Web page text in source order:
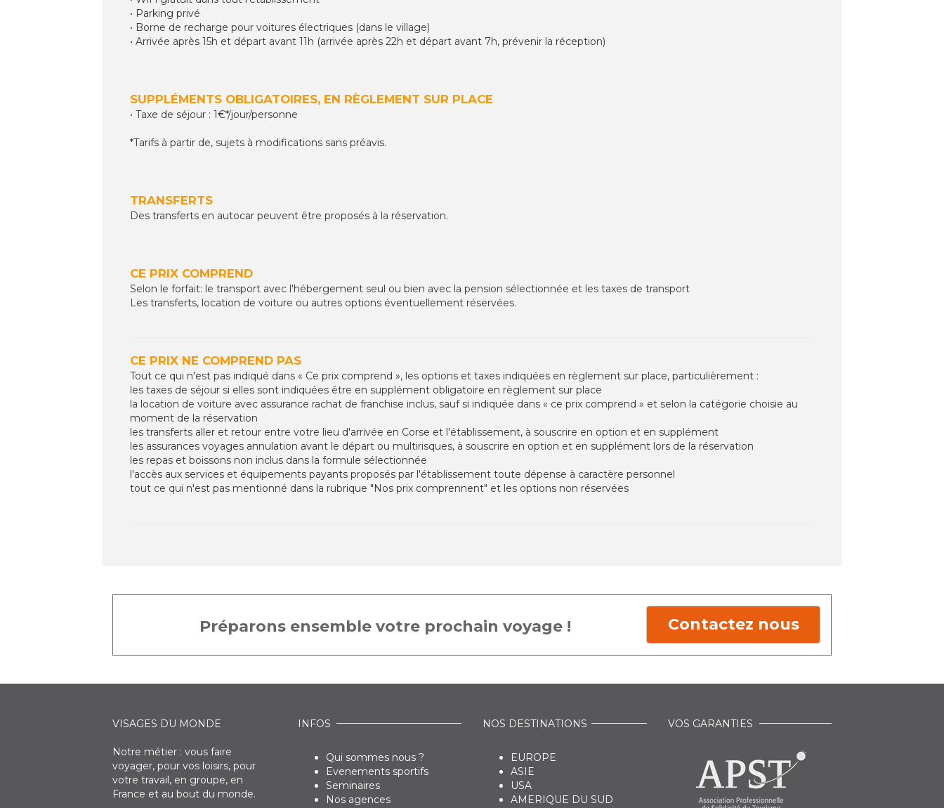
• Parking privé
• Borne de recharge pour voitures électriques (dans le village)
• Arrivée après 15h et départ avant 11h (arrivée après 22h et départ avant 7h, prévenir la réception)
SUPPLÉMENTS OBLIGATOIRES, EN RÈGLEMENT SUR PLACE
• Taxe de séjour : 1€*/jour/personne
*Tarifs à partir de, sujets à modifications sans préavis.
TRANSFERTS
Des transferts en autocar peuvent être proposés à la réservation.
CE PRIX COMPREND
Selon le forfait: le transport avec l'hébergement seul ou bien avec la pension sélectionnée et les taxes de transport
Les transferts, location de voiture ou autres options éventuellement réservées.
CE PRIX NE COMPREND PAS
Tout ce qui n'est pas indiqué dans « Ce prix comprend », les options et taxes indiquées en règlement sur place, particulièrement :
les taxes de séjour si elles sont indiquées être en supplément obligatoire en règlement sur place
la location de voiture avec assurance rachat de franchise inclus, sauf si indiquée dans « ce prix comprend » et selon la catégorie choisie au
moment de la réservation
les transferts aller et retour entre votre lieu d'arrivée en Corse et l'établissement, à souscrire en option et en supplément
les assurances voyages annulation avant le départ ou multirisques, à souscrire en option et en supplément lors de la réservation
les repas et boissons non inclus dans la formule sélectionnée
l'accès aux services et équipements payants proposés par l'établissement toute dépense à caractère personnel
tout ce qui n'est pas mentionné dans la rubrique "Nos prix comprennent" et les options non réservées
Préparons ensemble votre prochain voyage ! Contactez nous
VISAGES DU MONDE
Notre métier : vous faire
voyager, pour vos loisirs, pour
votre travail, en groupe, en
France et au bout du monde.
INFOS
Qui sommes nous ?
Evenements sportifs
Seminaires
Nos agences
NOS DESTINATIONS
EUROPE
ASIE
USA
AMERIQUE DU SUD
VOS GARANTIES